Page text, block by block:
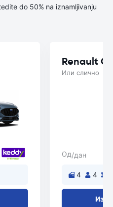
do 50% na iznamljivanju
Renault
Или слично
Од/дан
4 4